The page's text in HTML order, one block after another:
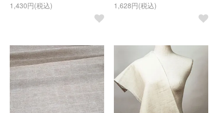
1,430円(税込)
1,628円(税込)